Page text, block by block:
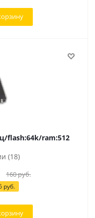
(18)
160руб.
руб.